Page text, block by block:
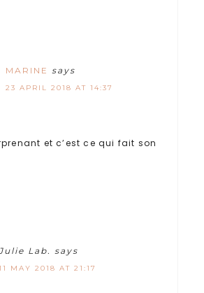
MARINE says
23 APRIL 2018 AT 14:37
et c’est ce qui fait son
Lab. says
MAY 2018 AT 21:17